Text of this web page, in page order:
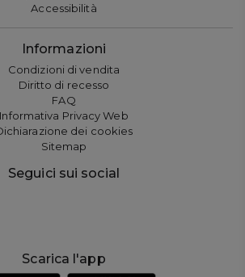
Accessibilità
Informazioni
Condizioni di vendita
Diritto di recesso
FAQ
Informativa Privacy Web
dei cookies
Sitemap
Seguici sui social
Scarica l'app